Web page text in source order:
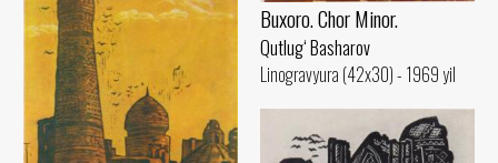
Buxoro. Chor Minor.
Qutlug‘ Basharov
Linogravyura (42x30) - 1969 yil